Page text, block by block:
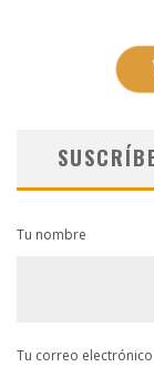
Tu nombre
Tu correo electrónico